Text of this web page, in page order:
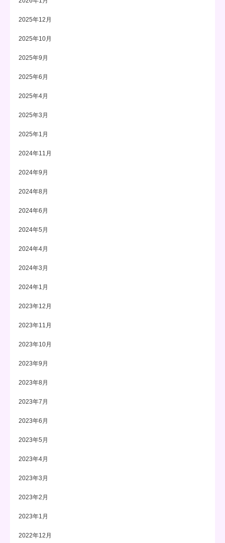
2025年12月
2025年10月
2025年9月
2025年6月
2025年4月
2025年3月
2025年1月
2024年11月
2024年9月
2024年8月
2024年6月
2024年5月
2024年4月
2024年3月
2024年1月
2023年12月
2023年11月
2023年10月
2023年9月
2023年8月
2023年7月
2023年6月
2023年5月
2023年4月
2023年3月
2023年2月
2023年1月
2022年12月